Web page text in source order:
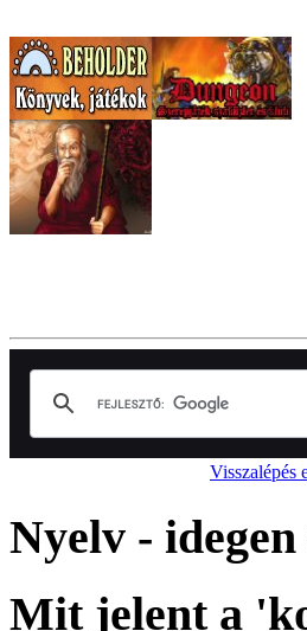
Visszalépés
Nyelv -
Mit jelent a